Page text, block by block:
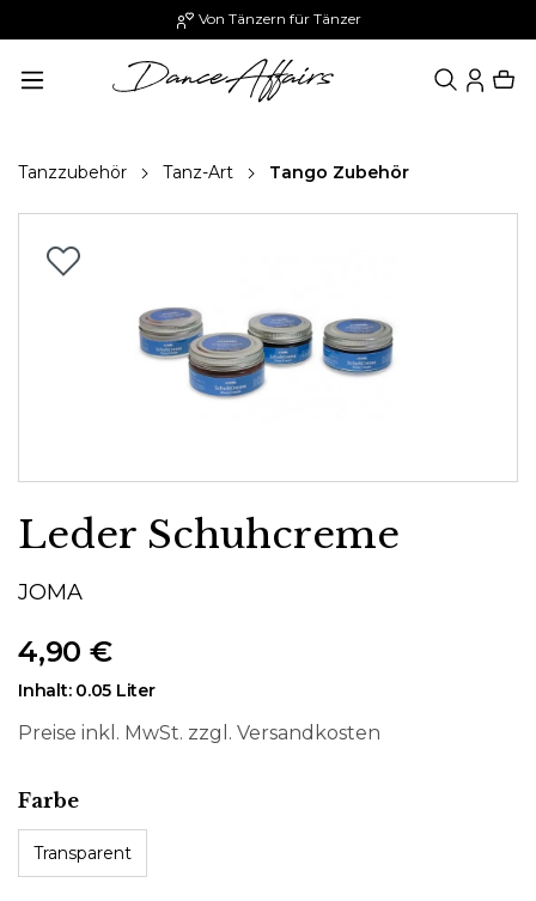
Von Tänzern für Tänzer
Tanzzubehör Tanz-Art Tango Zubehör
Leder Schuhcreme
JOMA
4,90 €
Inhalt: 0.05 Liter
Preise inkl. MwSt. zzgl. Versandkosten
Farbeauswählen
Transparent